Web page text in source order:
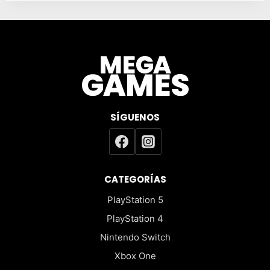
SÍGUENOS
CATEGORÍAS
PlayStation 5
PlayStation 4
Nintendo Switch
Xbox One